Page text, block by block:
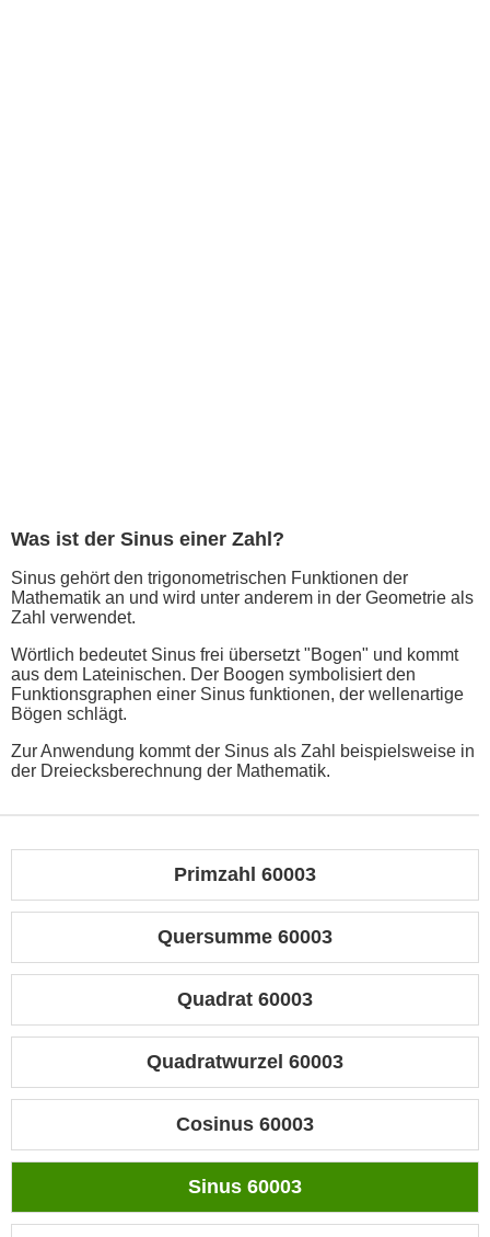
Was ist der Sinus einer Zahl?
Sinus gehört den trigonometrischen Funktionen der
Mathematik an und wird unter anderem in der Geometrie als
Zahl verwendet.
Wörtlich bedeutet Sinus frei übersetzt "Bogen" und kommt
aus dem Lateinischen. Der Boogen symbolisiert den
Funktionsgraphen einer Sinus funktionen, der wellenartige
Bögen schlägt.
Zur Anwendung kommt der Sinus als Zahl beispielsweise in
der Dreiecksberechnung der Mathematik.
Primzahl 60003
Quersumme 60003
Quadrat 60003
Quadratwurzel 60003
Cosinus 60003
Sinus 60003